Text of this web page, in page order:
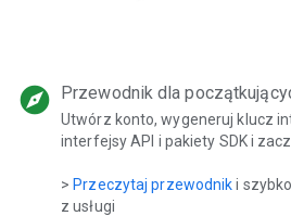
explore Przewodnik dla
Utwórz konto, wygeneruj klucz
interfejsy API i pakiety SDK i
>Przeczytaj przewodniki
z usługi